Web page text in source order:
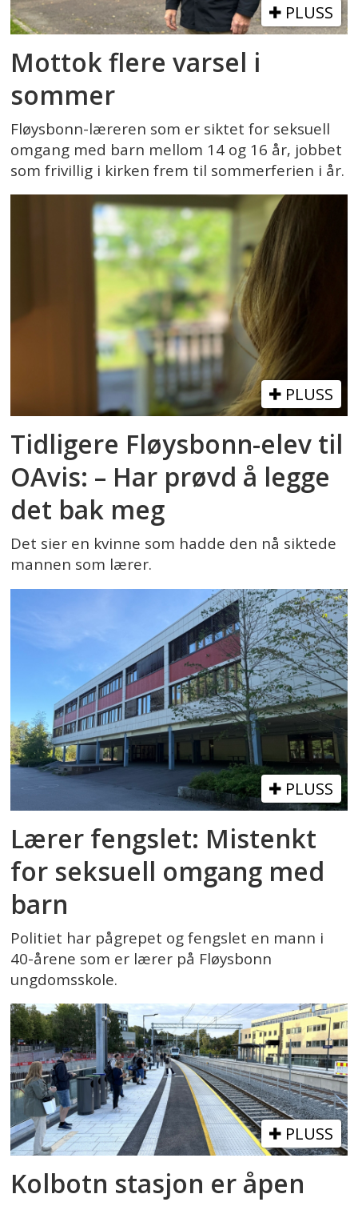
PLUSS
Mottok flere varsel i
sommer
Fløysbonn-læreren som er siktet for seksuell
omgang med barn mellom 14 og 16 år, jobbet
som frivillig i kirken frem til sommerferien i år.
PLUSS
Tidligere Fløysbonn-elev til
OAvis: – Har prøvd å legge
det bak meg
Det sier en kvinne som hadde den nå siktede
mannen som lærer.
PLUSS
Lærer fengslet: Mistenkt
for seksuell omgang med
barn
Politiet har pågrepet og fengslet en mann i
40-årene som er lærer på Fløysbonn
ungdomsskole.
PLUSS
Kolbotn stasjon er åpen